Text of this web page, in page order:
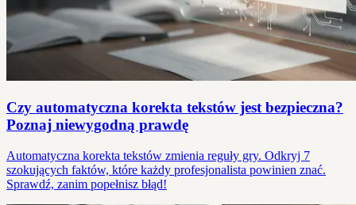
Czy automatyczna korekta tekstów jest bezpieczna?
Poznaj niewygodną prawdę
Automatyczna korekta tekstów zmienia reguły gry. Odkryj 7
szokujących faktów, które każdy profesjonalista powinien znać.
Sprawdź, zanim popełnisz błąd!